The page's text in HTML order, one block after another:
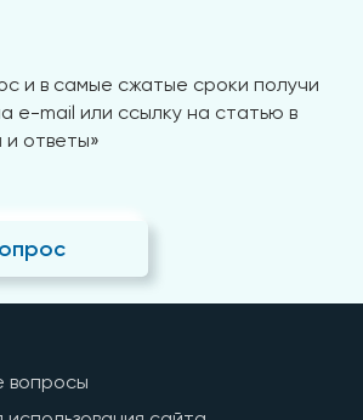
и в самые сжатые сроки получи
e-mail или ссылку на статью в
ответы»
вопросы